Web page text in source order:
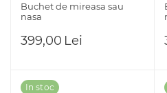
Buchet de mireasa sau
nasa
399,00 Lei
In stoc